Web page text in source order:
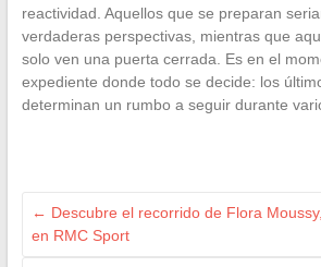
reactividad. Aquellos que se preparan
verdaderas perspectivas, mientras que
solo ven una puerta cerrada. Es en el
expediente donde todo se decide: los
determinan un rumbo a seguir durante
← Descubre el recorrido de Flora
en RMC Sport